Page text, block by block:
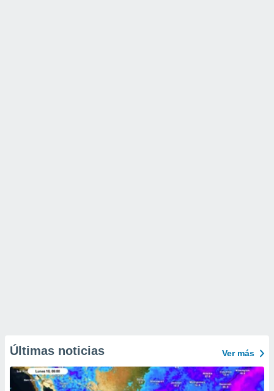
Últimas noticias Ver más